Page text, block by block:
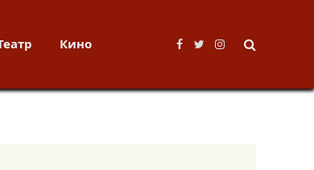
Кино
Facebook
TwitterInstagram